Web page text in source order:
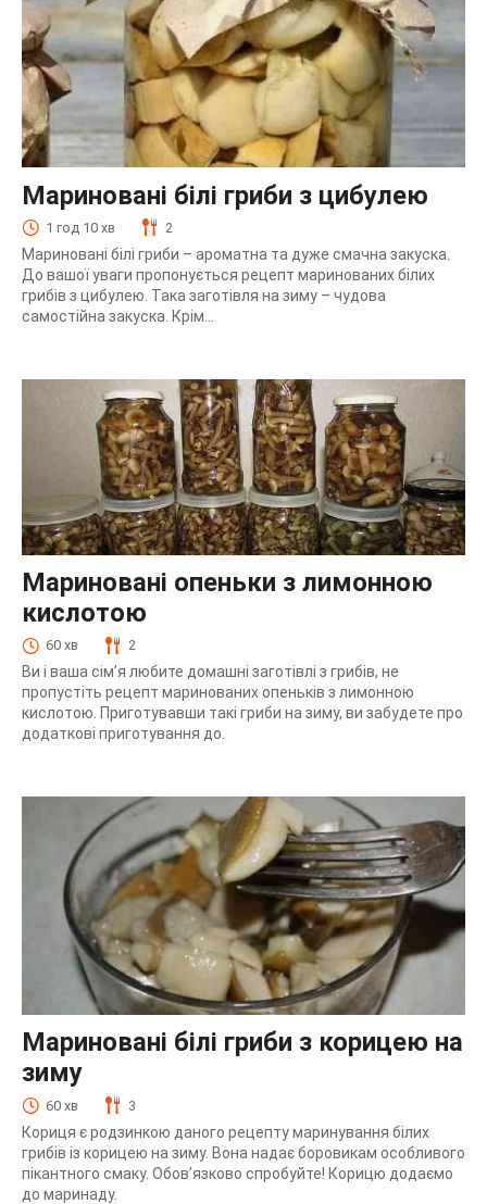
Мариновані білі гриби з цибулею
1 год 10 хв 2
Мариновані білі гриби – ароматна та дуже смачна закуска.
До вашої уваги пропонується рецепт маринованих білих
грибів з цибулею. Така заготівля на зиму – чудова
самостійна закуска. Крім...
Мариновані опеньки з лимонною
кислотою
60 хв 2
Ви і ваша сім’я любите домашні заготівлі з грибів, не
пропустіть рецепт маринованих опеньків з лимонною
кислотою. Приготувавши такі гриби на зиму, ви забудете про
додаткові приготування до.
Мариновані білі гриби з корицею на
зиму
60 хв 3
Кориця є родзинкою даного рецепту маринування білих
грибів із корицею на зиму. Вона надає боровикам особливого
пікантного смаку. Обов’язково спробуйте! Корицю додаємо
до маринаду.